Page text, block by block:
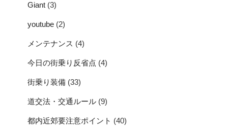
Giant (3)
youtube (2)
メンテナンス (4)
今日の街乗り反省点 (4)
街乗り装備 (33)
道交法・交通ルール (9)
都内近郊要注意ポイント (40)